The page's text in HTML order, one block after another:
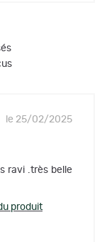
le 25/02/2025
ravi .très belle
produit